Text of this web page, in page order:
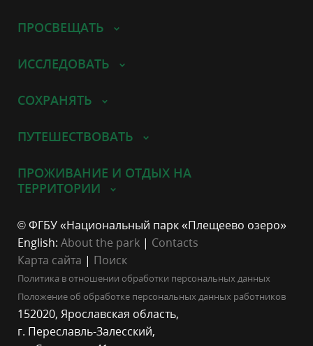
ПРОСВЕЩАТЬ
ИССЛЕДОВАТЬ
СОХРАНЯТЬ
ПУТЕШЕСТВОВАТЬ
ПРОЖИВАНИЕ И ОТДЫХ НА
ТЕРРИТОРИИ
© ФГБУ «Национальный парк «Плещеево озеро»
English: About the park | Contacts
Карта сайта | Поиск
Политика в отношении обработки персональных данных
Положение об обработке персональных данных работников
152020, Ярославская область,
г. Переславль-Залесский,